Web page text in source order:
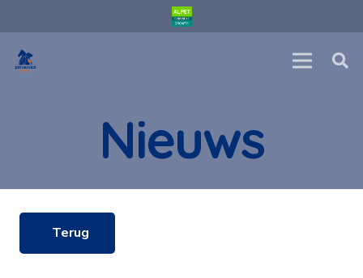
Nieuws
Terug